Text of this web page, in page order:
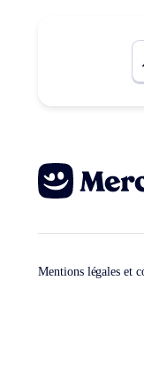
Mentions légales et